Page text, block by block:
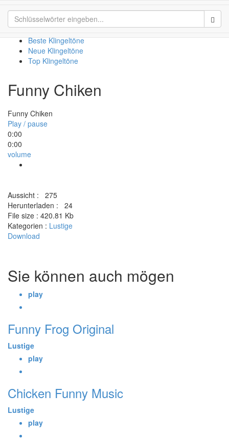
Funny Chiken
Beste Klingeltöne
Neue Klingeltöne
Top Klingeltöne
Funny Chiken
Funny Chiken
Play / pause
0:00
0:00
volume
Aussicht :
275
Herunterladen :
24
File size : 420.81 Kb
Kategorien : Lustige
Download
Sie können auch mögen
play
Funny Frog Original
Lustige
play
Chicken Funny Music
Lustige
play